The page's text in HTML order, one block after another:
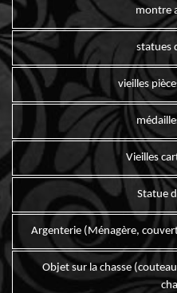
montre
statues
vieilles
Vieilles
Statue
Argenterie (Ménagère,
Objet sur la chasse